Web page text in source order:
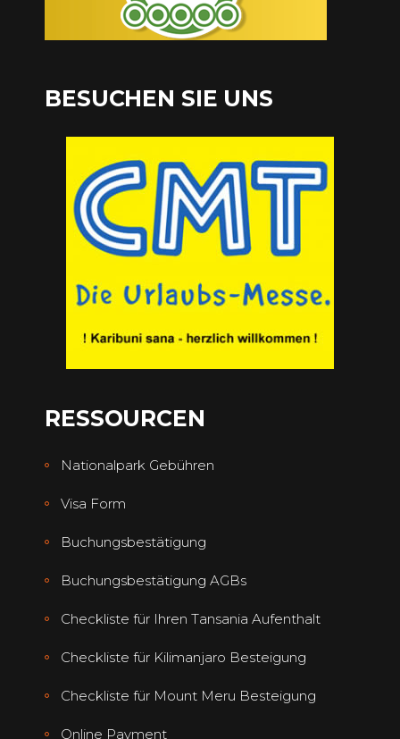
BESUCHEN SIE UNS
RESSOURCEN
Nationalpark Gebühren
Visa Form
Buchungsbestätigung
Buchungsbestätigung AGBs
Checkliste für Ihren Tansania Aufenthalt
Checkliste für Kilimanjaro Besteigung
Checkliste für Mount Meru Besteigung
Online Payment